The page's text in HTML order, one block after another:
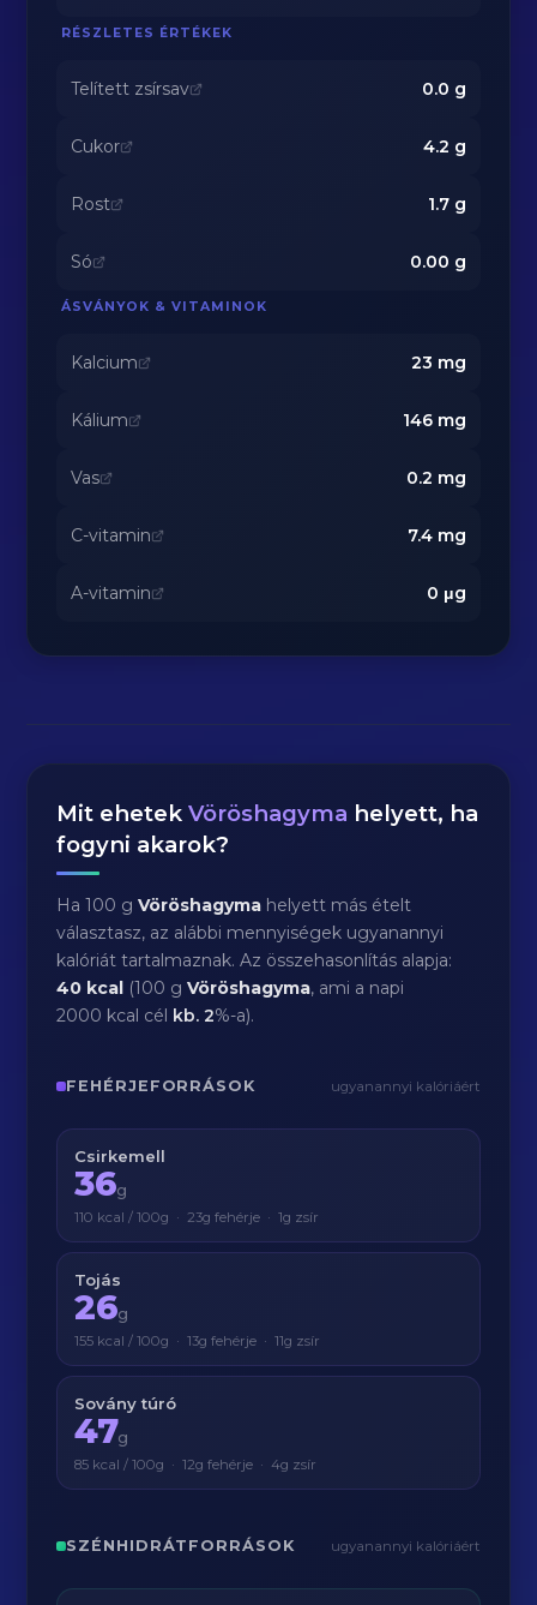
RÉSZLETES ÉRTÉKEK
Telített zsírsav 0.0 g
Cukor 4.2 g
Rost 1.7g
Só 0.00 g
ÁSVÁNYOK & VITAMINOK
Kalcium 23 mg
Kálium 146mg
Vas 0.2 mg
C-vitamin 7.4mg
A-vitamin 0 μg
Mit ehetekVöröshagyma helyett, ha
fogyni akarok?
Ha 100 gVöröshagyma helyett más ételt
választasz, az alábbi mennyiségek ugyanannyi
kalóriát tartalmaznak. Az összehasonlítás alapja:
40 kcal (100 gVöröshagyma, ami a napi
2000 kcal cél kb.2%-a).
FEHÉRJEFORRÁSOK ugyanannyi kalóriáért
Csirkemell
36g
110 kcal / 100g · 23g fehérje · 1g zsír
Tojás
26g
155 kcal / 100g · 13g fehérje · 11g zsír
Sovány túró
47g
85 kcal / 100g · 12g fehérje · 4g zsír
SZÉNHIDRÁTFORRÁSOK ugyanannyi kalóriáért